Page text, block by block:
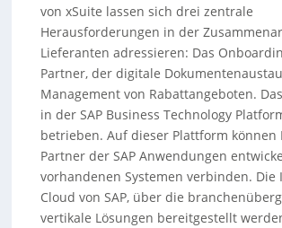
von xSuite lassen sich drei zentrale
Herausforderungen in der
Lieferanten adressieren: Das
Partner, der digitale
Management von Rabattangeboten.
in der SAP Business Technology
betrieben. Auf dieser Plattform können
Partner der SAP Anwendungen
vorhandenen Systemen verbinden. Die
Cloud von SAP, über die
vertikale Lösungen bereitgestellt